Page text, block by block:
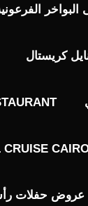
كريستال
CRUISE
عروض حفلات رأس السنة